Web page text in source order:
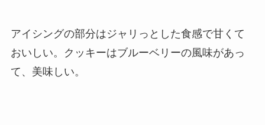
アイシングの部分はジャリっとした食感で甘くて
おいしい。クッキーはブルーベリーの風味があっ
て、美味しい。